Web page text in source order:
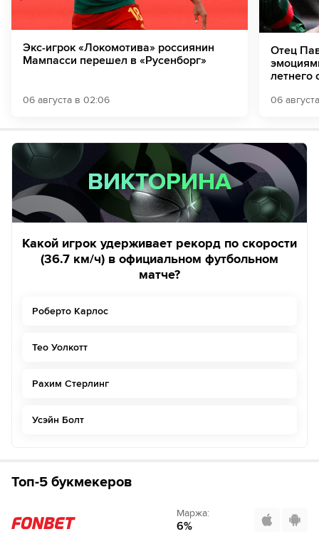
Экс-игрок «Локомотива» россиянин
Мампасси перешел в «Русенборг»
06 августа в 02:06
Отец
летнего
06
ВИКТОРИНА
ВИКТОРИНА
Какой игрок удерживает рекорд по скорости
(36.7 км/ч) в официальном футбольном
матче?
Роберто Карлос
Тео Уолкотт
Рахим Стерлинг
Усэйн Болт
Топ-5 букмекеров
Маржа:
6%